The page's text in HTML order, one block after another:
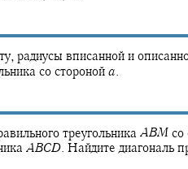
радиусы вписанной и
со стороной a.
треугольника ABM со
ABCD. Найдите диагональ